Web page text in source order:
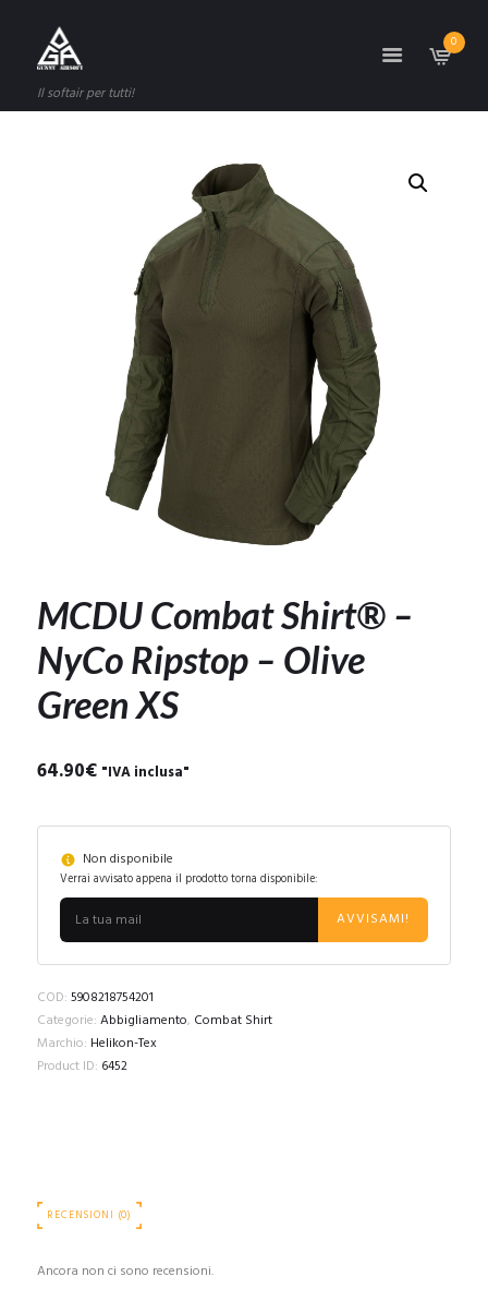
Il softair per tutti!
0
MCDU Combat Shirt® –
NyCo Ripstop – Olive
Green XS
64.90€ "IVA inclusa"
Non disponibile
Verrai avvisato appena il prodotto torna disponibile:
AVVISAMI!
COD: 5908218754201
Categorie: Abbigliamento, Combat Shirt
Marchio: Helikon-Tex
Product ID: 6452
RECENSIONI (0)
Ancora non ci sono recensioni.